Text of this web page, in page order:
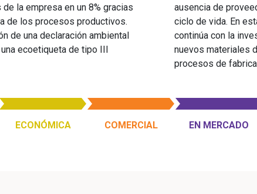
de la empresa en un 8% gracias
de los procesos productivos.
de una declaración ambiental
ecoetiqueta de tipo III
ausencia de
ciclo de vida. En
continúa con la
nuevos materiales
procesos de
ECONÓMICA COMERCIAL EN MERCADO